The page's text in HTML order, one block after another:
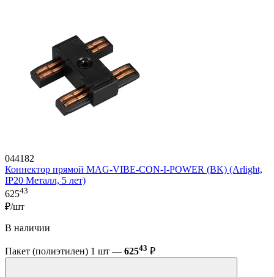
044182
Коннектор прямой MAG-VIBE-CON-I-POWER (BK) (Arlight,
IP20 Металл, 5 лет)
62543
₽/шт
В наличии
Пакет (полиэтилен) 1 шт — 62543 ₽